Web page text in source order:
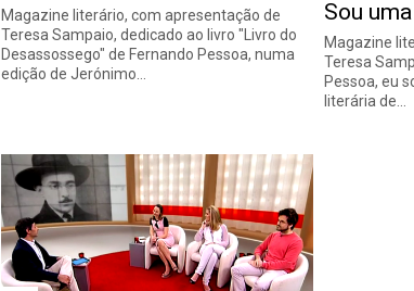
Magazine literário, com apresentação de
Teresa Sampaio, dedicado ao livro "Livro do
Desassossego" de Fernando Pessoa, numa
edição de Jerónimo…
Sou
Magazine
Teresa
Pessoa, eu
literária de…